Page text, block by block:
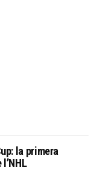
la primera